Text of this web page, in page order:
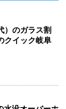
）のガラス割
クイック岐阜